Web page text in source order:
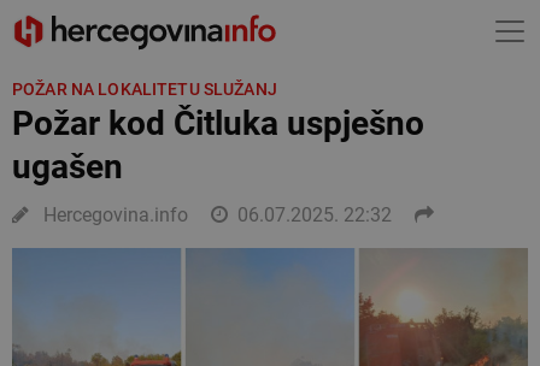
POŽAR NA LOKALITETU SLUŽANJ
Požar kod Čitluka uspješno
ugašen
Hercegovina.info 06.07.2025. 22:32